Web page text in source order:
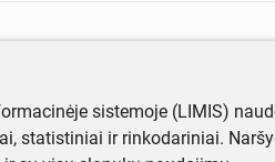
sistemoje (LIMIS)
statistiniai ir rinkodariniai.